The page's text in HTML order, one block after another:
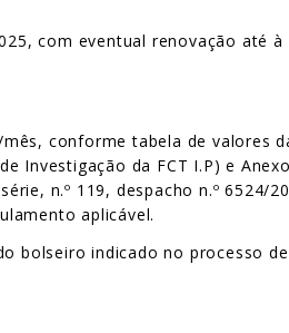
com eventual renovação até à
conforme tabela de valores
Investigação da FCT I.P) e
n.º 119, despacho n.º 6524/
aplicável.
bolseiro indicado no processo